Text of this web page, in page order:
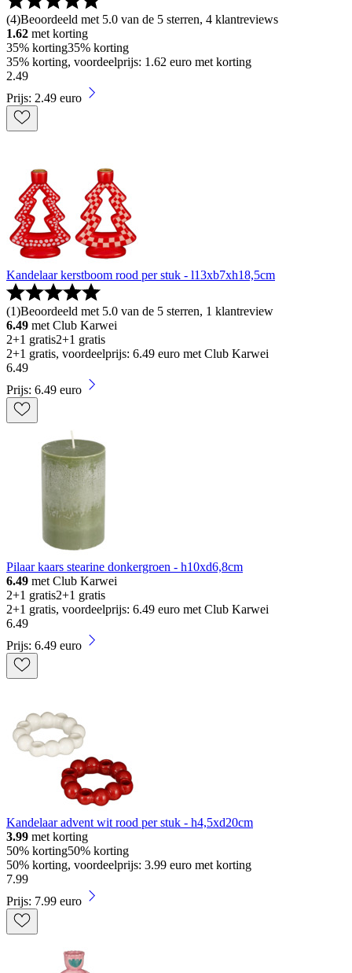
(4)Beoordeeld met 5.0 van de 5 sterren, 4 klantreviews
1.62 met korting
35% korting35% korting
35% korting, voordeelprijs: 1.62 euro met korting
2.49
Prijs: 2.49 euro
Kandelaar kerstboom rood per stuk - l13xb7xh18,5cm
(1)Beoordeeld met 5.0 van de 5 sterren, 1 klantreview
6.49 met Club Karwei
2+1 gratis2+1 gratis
2+1 gratis, voordeelprijs: 6.49 euro met Club Karwei
6.49
Prijs: 6.49 euro
Pilaar kaars stearine donkergroen - h10xd6,8cm
6.49 met Club Karwei
2+1 gratis2+1 gratis
2+1 gratis, voordeelprijs: 6.49 euro met Club Karwei
6.49
Prijs: 6.49 euro
Kandelaar advent wit rood per stuk - h4,5xd20cm
3.99 met korting
50% korting50% korting
50% korting, voordeelprijs: 3.99 euro met korting
7.99
Prijs: 7.99 euro